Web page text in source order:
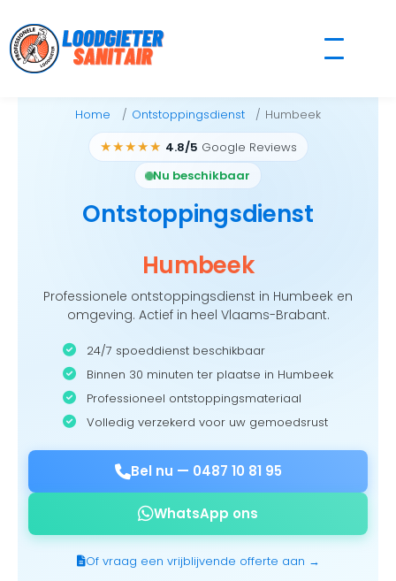
to
content
Home Ontstoppingsdienst Humbeek
★★★★★ 4.8/5 Google Reviews
Nu beschikbaar
Ontstoppingsdienst
Humbeek
Professionele ontstoppingsdienst in Humbeek en
omgeving. Actief in heel Vlaams-Brabant.
24/7 spoeddienst beschikbaar
Binnen 30 minuten ter plaatse in Humbeek
Professioneel ontstoppingsmateriaal
Volledig verzekerd voor uw gemoedsrust
Bel nu — 0487 10 81 95
WhatsApp ons
Of vraag een vrijblijvende offerte aan →